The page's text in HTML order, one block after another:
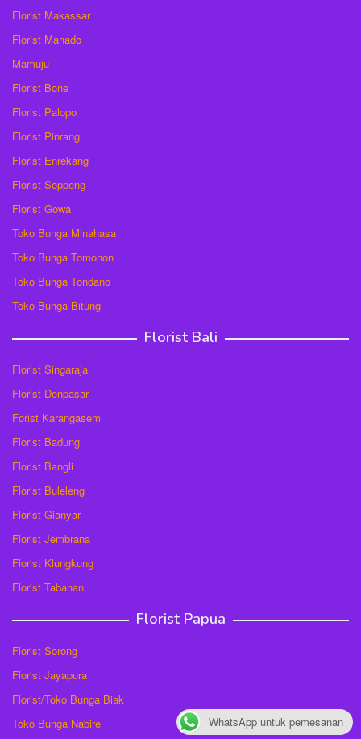
Florist Makassar
Florist Manado
Mamuju
Florist Bone
Florist Palopo
Florist Pinrang
Florist Enrekang
Florist Soppeng
Florist Gowa
Toko Bunga Minahasa
Toko Bunga Tomohon
Toko Bunga Tondano
Toko Bunga Bitung
Florist Bali
Florist Singaraja
Florist Denpasar
Forist Karangasem
Florist Badung
Florist Bangli
Florist Buleleng
Florist Gianyar
Florist Jembrana
Florist Klungkung
Florist Tabanan
Florist Papua
Florist Sorong
Florist Jayapura
Florist/Toko Bunga Biak
Toko Bunga Nabire
WhatsApp untuk pemesanan